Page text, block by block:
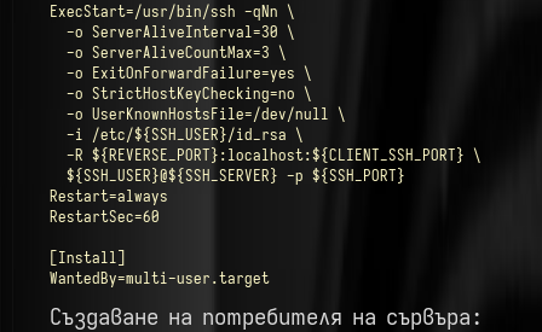
ExecStart=/usr/bin/ssh -qNn \
-o ServerAliveInterval=30 \
-o ServerAliveCountMax=3 \
-o ExitOnForwardFailure=yes \
-o StrictHostKeyChecking=no \
-o UserKnownHostsFile=/dev/null \
-i /etc/${SSH_USER}/id_rsa \
-R ${REVERSE_PORT}:localhost:${CLIENT_SSH_PORT} \
${SSH_USER}@${SSH_SERVER} -p ${SSH_PORT}
Restart=always
RestartSec=60
[Install]
WantedBy=multi-user.target
Създаване на потребителя на сървъра: